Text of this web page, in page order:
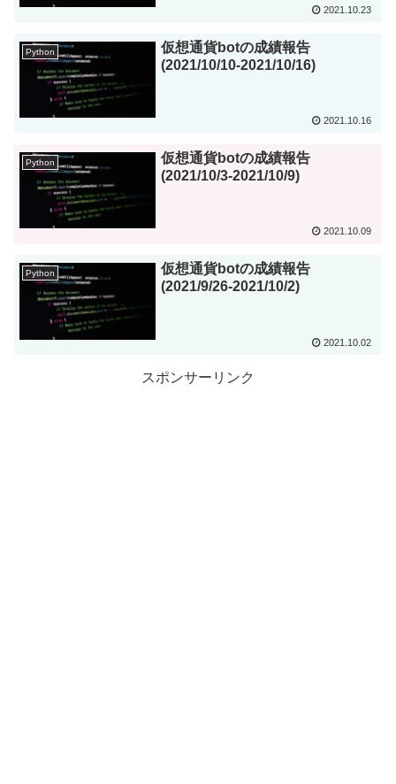
2021.10.23
Python
仮想通貨botの成績報告
(2021/10/10-2021/10/16)
2021.10.16
Python
仮想通貨botの成績報告
(2021/10/3-2021/10/9)
2021.10.09
Python
仮想通貨botの成績報告
(2021/9/26-2021/10/2)
2021.10.02
スポンサーリンク